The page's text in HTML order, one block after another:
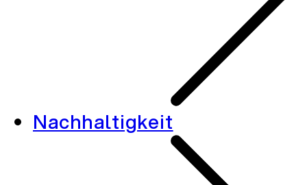
Nachhaltigkeit